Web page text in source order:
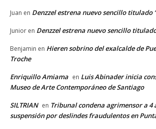
Juan en Denzzel estrena nuevo sencillo titulado
Junior en Denzzel estrena nuevo sencillo titulado
Benjamin en Hieren sobrino del exalcalde de
Troche
Enriquillo Amiama en Luis Abinader inicia
Museo de Arte Contemporáneo de Santiago
SILTRIAN en Tribunal condena agrimensor a 4
suspensión por deslindes fraudulentos en